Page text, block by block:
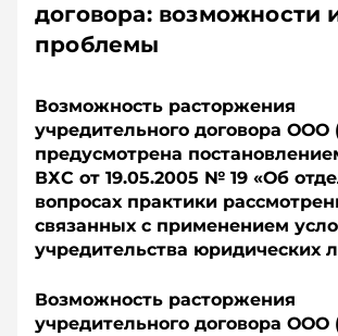
договора: возможности
проблемы
Возможность расторжения
учредительного договора
предусмотрена
ВХС от 19.05.2005 № 19 «Об
вопросах практики
связанных с применением
учредительства юридических
Возможность расторжения
учредительного договора